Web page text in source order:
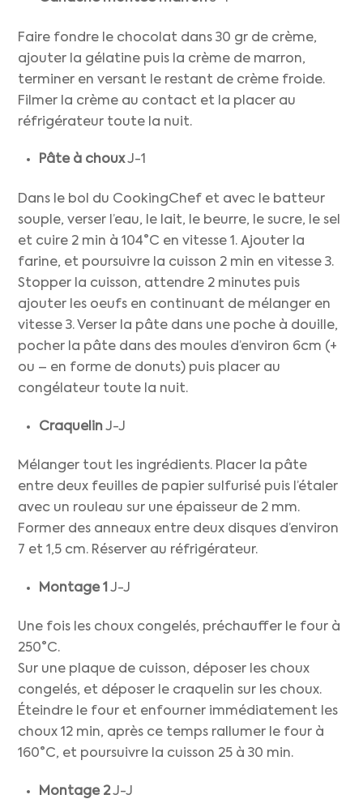
Faire fondre le chocolat dans 30 gr de crème,
ajouter la gélatine puis la crème de marron,
terminer en versant le restant de crème froide.
Filmer la crème au contact et la placer au
réfrigérateur toute la nuit.
Pâte à chouxJ-1
Dans le bol du CookingChef et avec le batteur
souple, verser l’eau, le lait, le beurre, le sucre, le sel
et cuire 2 min à 104°C en vitesse 1. Ajouter la
farine, et poursuivre la cuisson 2 min en vitesse 3.
Stopper la cuisson, attendre 2 minutes puis
ajouter les oeufs en continuant de mélanger en
vitesse 3. Verser la pâte dans une poche à douille,
pocher la pâte dans des moules d’environ 6cm (+
ou – en forme de donuts) puis placer au
congélateur toute la nuit.
CraquelinJ-J
Mélanger tout les ingrédients. Placer la pâte
entre deux feuilles de papier sulfurisé puis l’étaler
avec un rouleau sur une épaisseur de 2 mm.
Former des anneaux entre deux disques d’environ
7 et 1,5 cm. Réserver au réfrigérateur.
Montage 1 J-J
Une fois les choux congelés, préchauffer le four à
250°C.
Sur une plaque de cuisson, déposer les choux
congelés, et déposer le craquelin sur les choux.
Éteindre le four et enfourner immédiatement les
choux 12 min, après ce temps rallumer le four à
160°C, et poursuivre la cuisson 25 à 30 min.
Montage 2J-J